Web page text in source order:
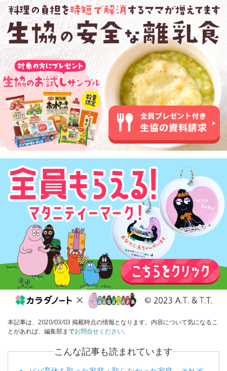
本記事は、2020/03/03 掲載時点の情報となります。内容について気になるこ
とがあれば、編集部までお問合せください。
こんな記事も読まれています